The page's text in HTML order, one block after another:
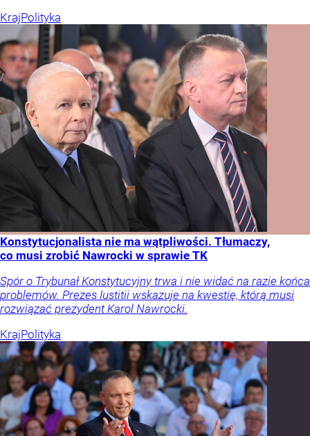
KrajPolityka
Konstytucjonalista nie ma wątpliwości. Tłumaczy,
co musi zrobić Nawrocki w sprawie TK
Spór o Trybunał Konstytucyjny trwa i nie widać na razie końca
problemów. Prezes Iustitii wskazuje na kwestię, którą musi
rozwiązać prezydent Karol Nawrocki.
KrajPolityka